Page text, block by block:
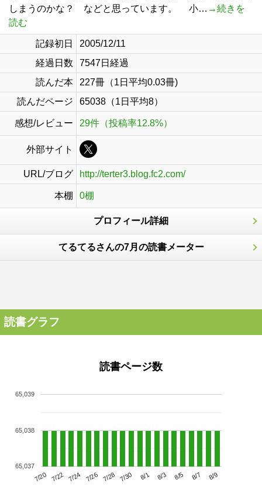
しまうのかな？ などと思っています。 小… →続きを
読む
記録初日
2005/12/11
経過日数
7547日経過
読んだ本
227冊（1日平均0.03冊)
読んだページ
65038（1日平均8）
感想/レビュー 29件（投稿率12.8%）
外部サイト
URL/ブログ http://terter3.blog.fc2.com/
本棚 0棚
プロフィール詳細
てるてるさんの7月の読書メーター
読書グラフ
読書ページ数
7/20 7/22 7/24 7/26 7/28 7/30 8/1 8/3 8/5 8/7 8/9
65,037
65,038
65,039